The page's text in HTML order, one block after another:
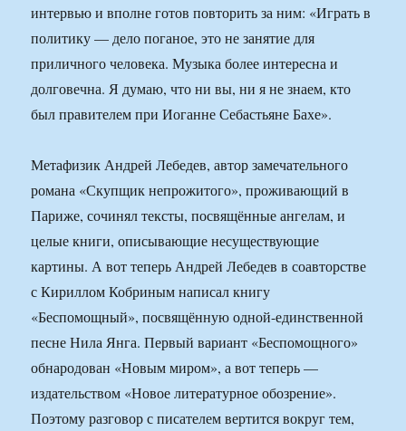
интервью и вполне готов повторить за ним: «Играть в
политику — дело поганое, это не занятие для
приличного человека. Музыка более интересна и
долговечна. Я думаю, что ни вы, ни я не знаем, кто
был правителем при Иоганне Себастьяне Бахе».
Метафизик Андрей Лебедев, автор замечательного
романа «Скупщик непрожитого», проживающий в
Париже, сочинял тексты, посвящённые ангелам, и
целые книги, описывающие несуществующие
картины. А вот теперь Андрей Лебедев в соавторстве
с Кириллом Кобриным написал книгу
«Беспомощный», посвящённую одной-единственной
песне Нила Янга. Первый вариант «Беспомощного»
обнародован «Новым миром», а вот теперь —
издательством «Новое литературное обозрение».
Поэтому разговор с писателем вертится вокруг тем,